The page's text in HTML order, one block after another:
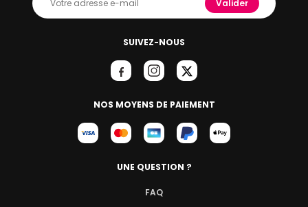
SUIVEZ-NOUS
NOS MOYENS DE PAIEMENT
Valider
UNE QUESTION ?
FAQ